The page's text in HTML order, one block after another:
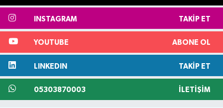
INSTAGRAM TAKIP ET
YOUTUBE ABONE OL
LINKEDIN TAKIP ET
05303870003 İLETIŞIM